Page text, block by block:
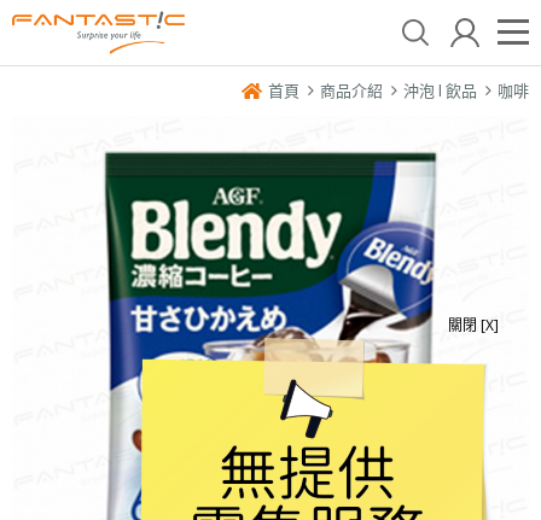
首頁 商品介紹 沖泡 l 飲品 咖啡
關閉 [X]